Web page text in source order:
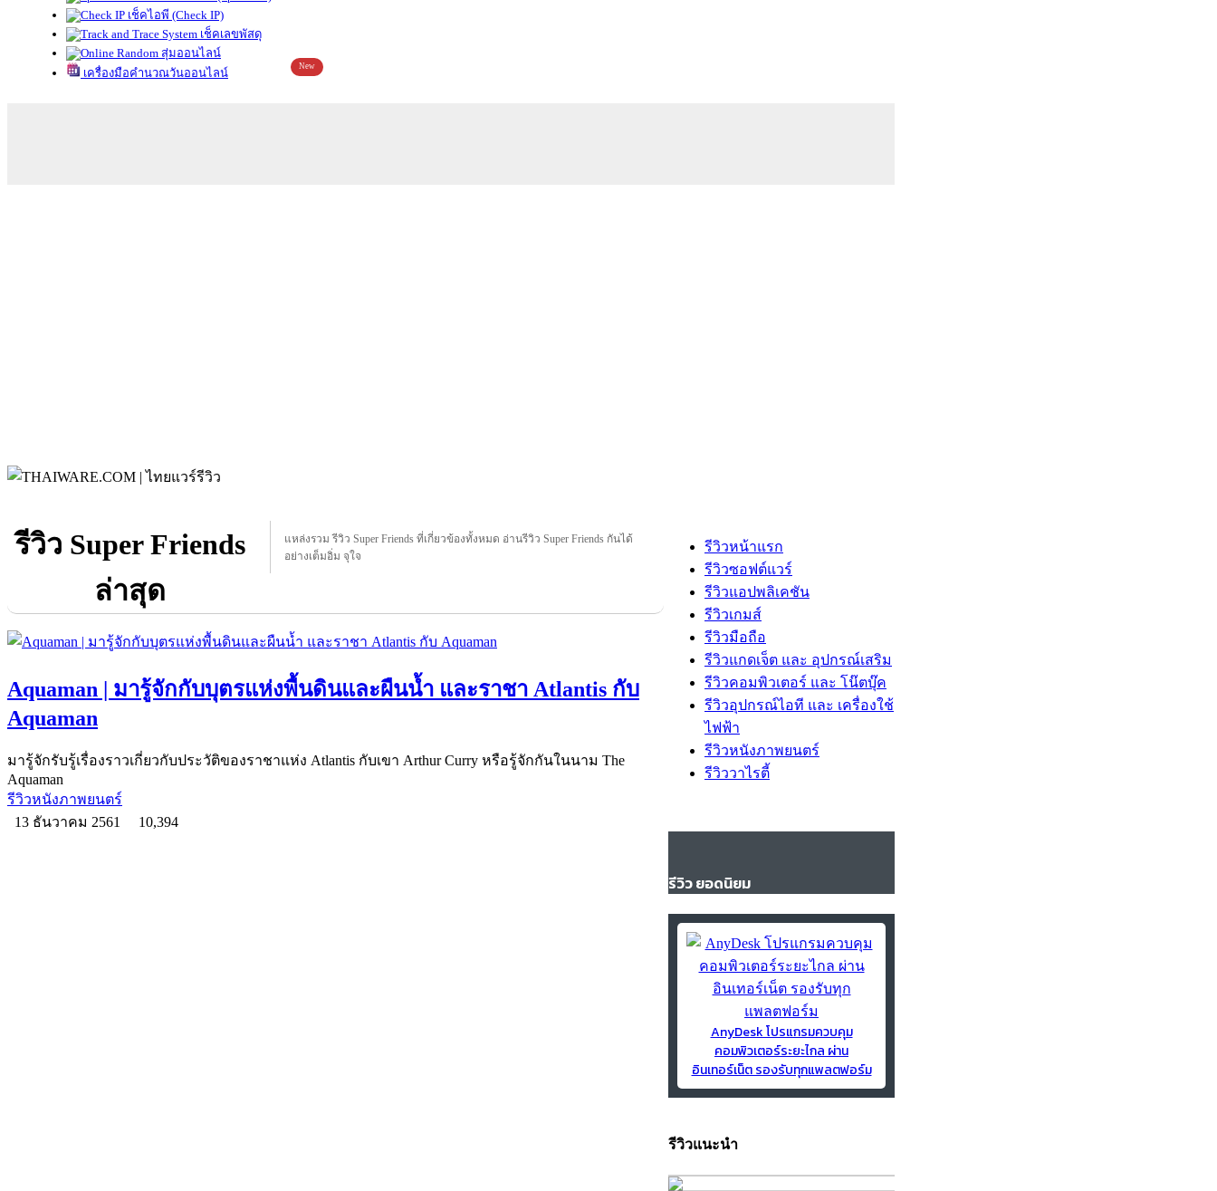
เช็คไอพี (Check IP)
เช็คเลขพัสดุ
สุ่มออนไลน์
เครื่องมือคำนวณวันออนไลน์
New
รีวิว Super Friends
ล่าสุด
แหล่งรวม รีวิว Super Friends ที่เกี่ยวข้องทั้งหมด อ่านรีวิว Super Friends กันได้
อย่างเต็มอิ่ม จุใจ
Aquaman | มารู้จักกับบุตรแห่งพื้นดินและผืนน้ำ และราชา Atlantis กับ
Aquaman
มารู้จักรับรู้เรื่องราวเกี่ยวกับประวัติของราชาแห่ง Atlantis กับเขา Arthur Curry หรือรู้จักกันในนาม The
Aquaman
รีวิวหนังภาพยนตร์
13 ธันวาคม 2561
10,394
รีวิวหน้าแรก
รีวิวซอฟต์แวร์
รีวิวแอปพลิเคชัน
รีวิวเกมส์
รีวิวมือถือ
รีวิวแกดเจ็ต และ อุปกรณ์เสริม
รีวิวคอมพิวเตอร์ และ โน๊ตบุ๊ค
รีวิวอุปกรณ์ไอที และ เครื่องใช้
ไฟฟ้า
รีวิวหนังภาพยนตร์
รีวิววาไรตี้
รีวิว ยอดนิยม
AnyDesk โปรแกรมควบคุม
คอมพิวเตอร์ระยะไกล ผ่าน
อินเทอร์เน็ต รองรับทุกแพลตฟอร์ม
รีวิวแนะนำ